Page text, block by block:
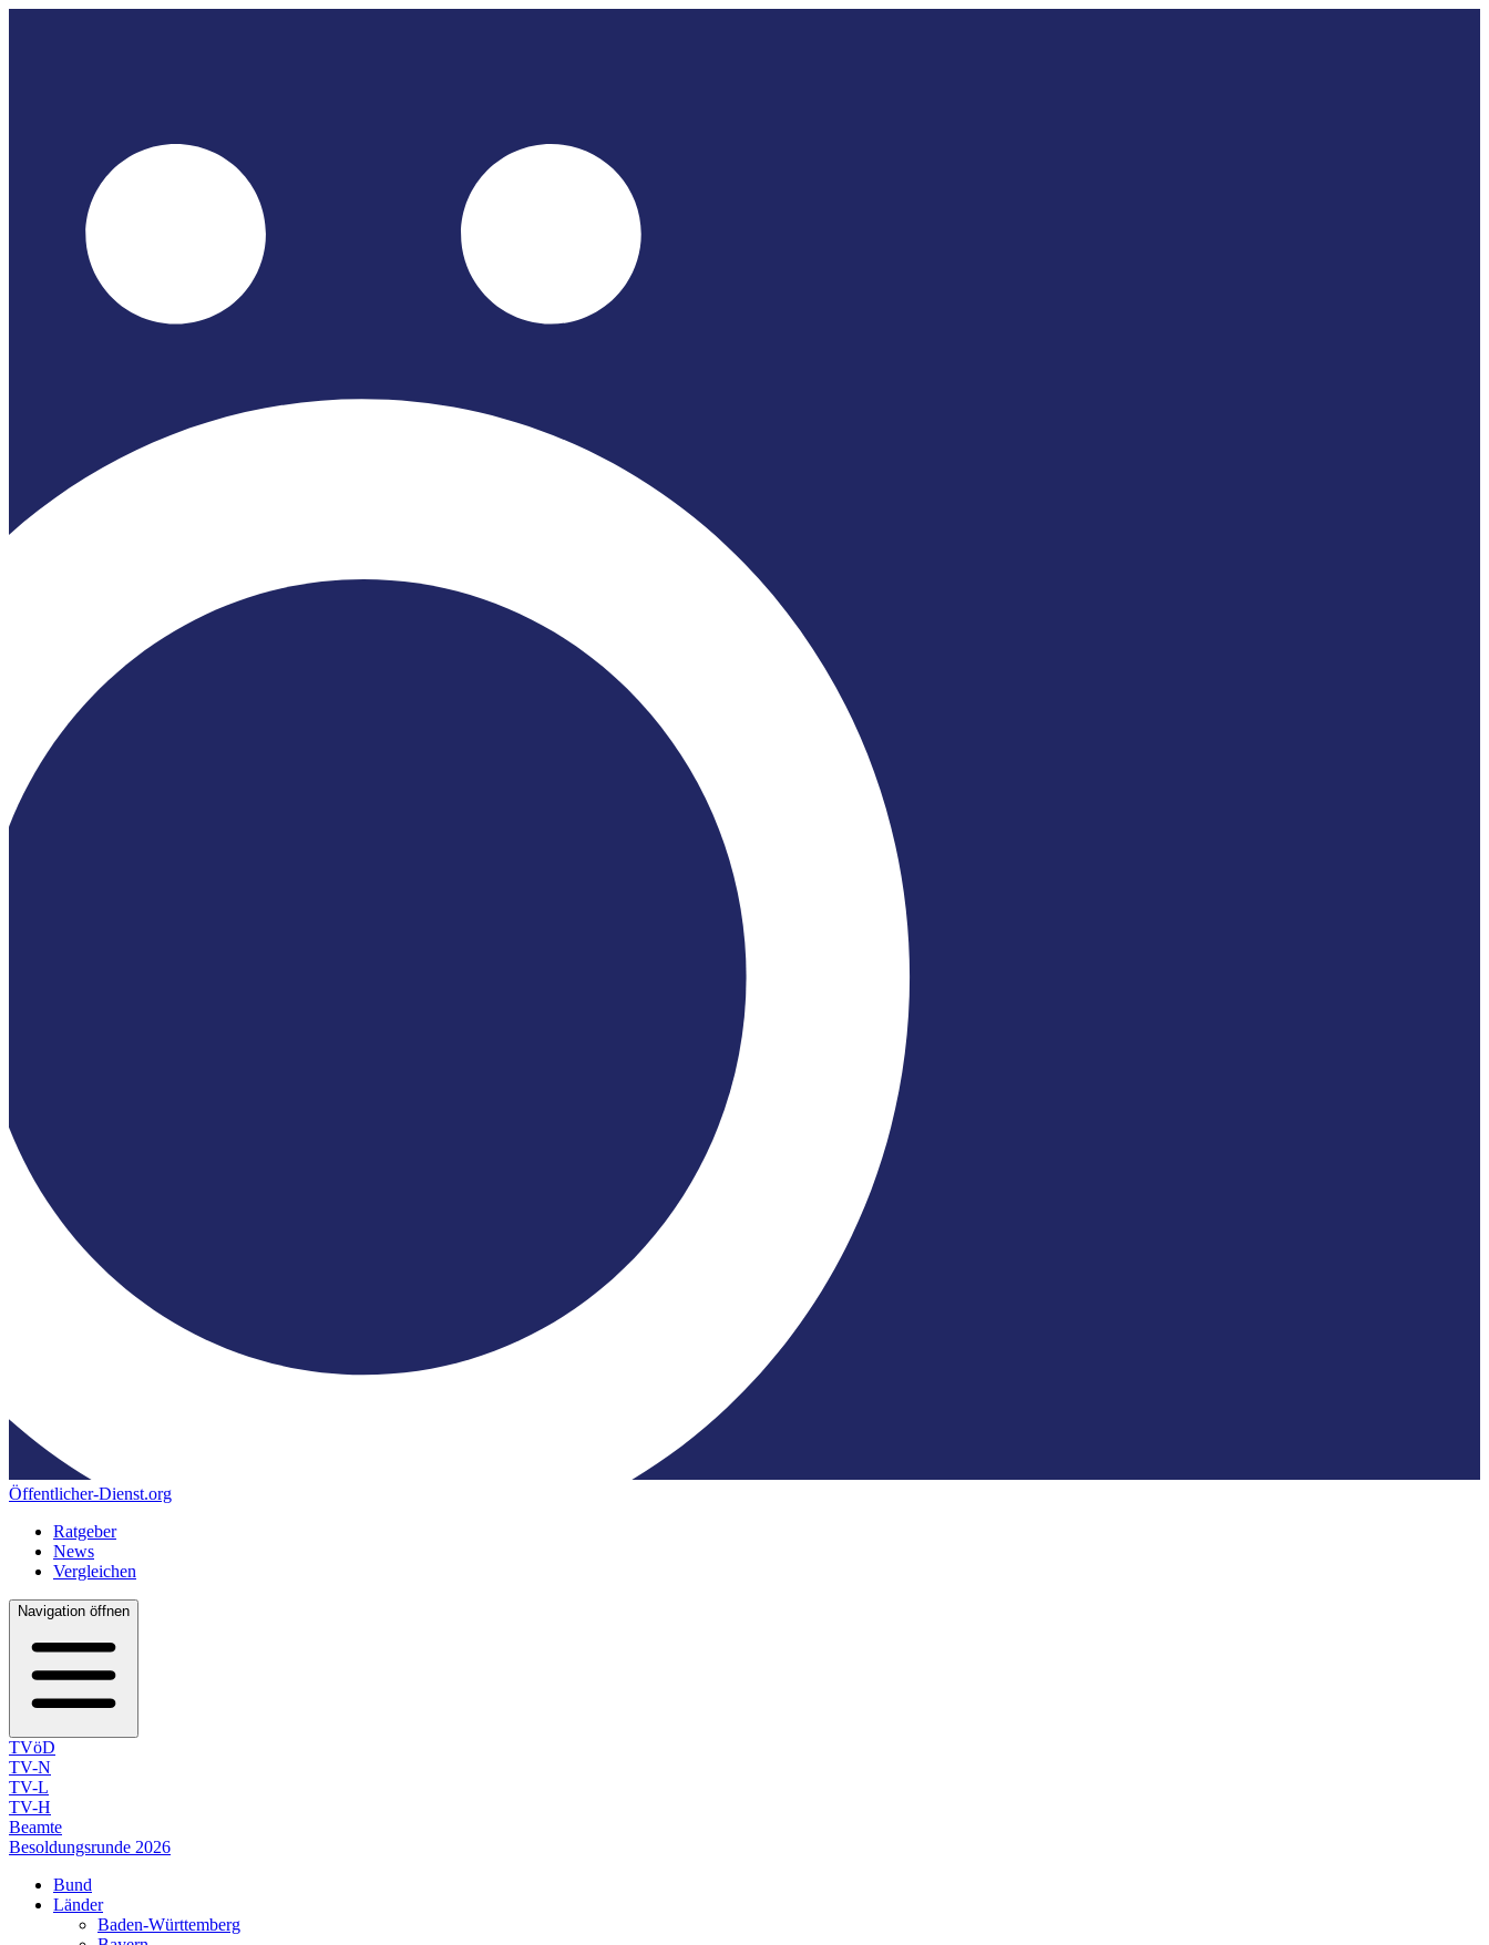
Öffentlicher-Dienst.org
Ratgeber
News
Vergleichen
Navigation öffnen
TVöD
TV-N
TV-L
TV-H
Beamte
Besoldungsrunde 2026
Bund
Länder
Baden-Württemberg